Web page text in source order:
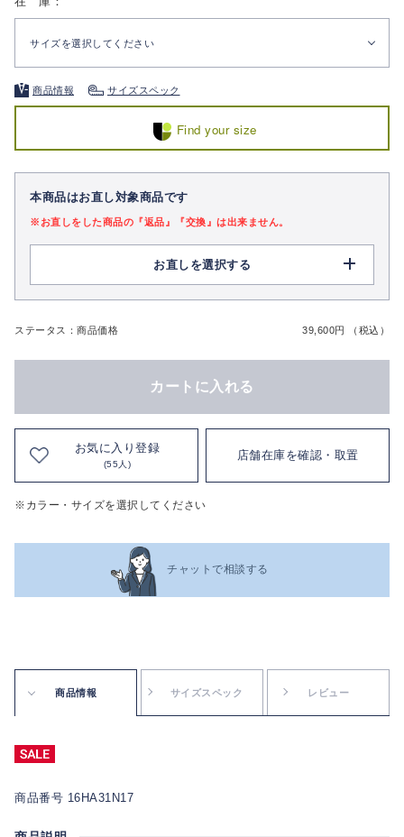
サイズを選択してください
商品情報 サイズスペック
Find your size
本商品はお直し対象商品です
※お直しをした商品の『返品』『交換』は出来ません。
お直しを選択する
ステータス：商品価格 39,600円 （税込）
カートに入れる
お気に入り登録
(55人)
店舗在庫を確認・取置
※カラー・サイズを選択してください
チャットで相談する
商品情報 サイズスペック レビュー
商品番号 16HA31N17